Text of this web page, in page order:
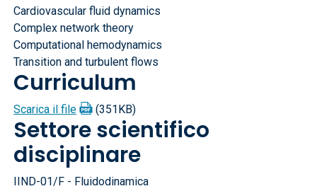
Cardiovascular fluid dynamics
Complex network theory
Computational hemodynamics
Transition and turbulent flows
Curriculum
Scarica il file (351KB)
Settore scientifico
disciplinare
IIND-01/F - Fluidodinamica